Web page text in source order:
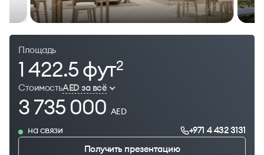
Площадь
1 422.5 фут2
СтоимостьAED за всё
3 735 000 AED
на связи
+971 4 432 3131
Получить презентацию